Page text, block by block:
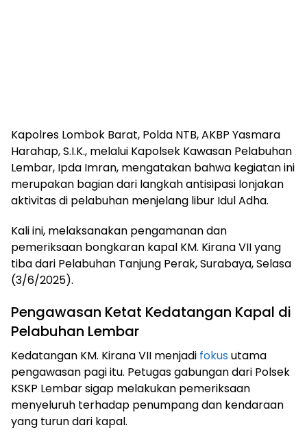
Kapolres Lombok Barat, Polda NTB, AKBP Yasmara
Harahap, S.I.K., melalui Kapolsek Kawasan Pelabuhan
Lembar, Ipda Imran, mengatakan bahwa kegiatan ini
merupakan bagian dari langkah antisipasi lonjakan
aktivitas di pelabuhan menjelang libur Idul Adha.
Kali ini, melaksanakan pengamanan dan
pemeriksaan bongkaran kapal KM. Kirana VII yang
tiba dari Pelabuhan Tanjung Perak, Surabaya, Selasa
(3/6/2025).
Pengawasan Ketat Kedatangan Kapal di
Pelabuhan Lembar
Kedatangan KM. Kirana VII menjadi fokus utama
pengawasan pagi itu. Petugas gabungan dari Polsek
KSKP Lembar sigap melakukan pemeriksaan
menyeluruh terhadap penumpang dan kendaraan
yang turun dari kapal.